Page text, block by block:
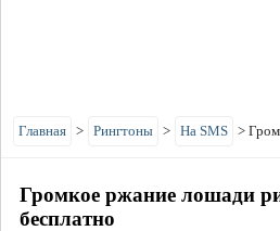
Главная > Рингтоны > На SMS >
Громкое ржание лошади
бесплатно